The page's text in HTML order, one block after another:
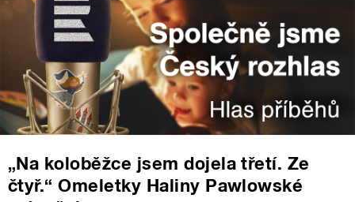
„Na koloběžce jsem dojela třetí. Ze
čtyř.“ Omeletky Haliny Pawlowské